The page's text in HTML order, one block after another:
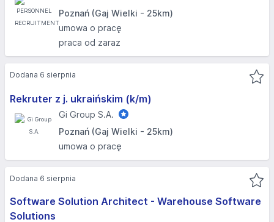
Poznań (Gaj Wielki - 25km)
umowa o pracę
praca od zaraz
Rekruter z j. ukraińskim (k/m)
Gi Group S.A.
Poznań (Gaj Wielki - 25km)
umowa o pracę
Dodana 6 sierpnia
Software Solution Architect - Warehouse Software
Solutions
Dodana 6 sierpnia